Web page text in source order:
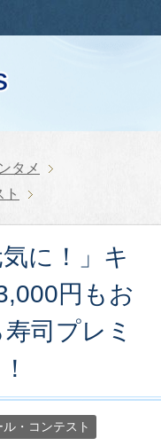
タメ
に！」キ
円もお
司プレミ
・コンテスト